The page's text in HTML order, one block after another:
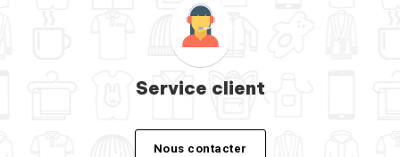
Service client
Nous contacter